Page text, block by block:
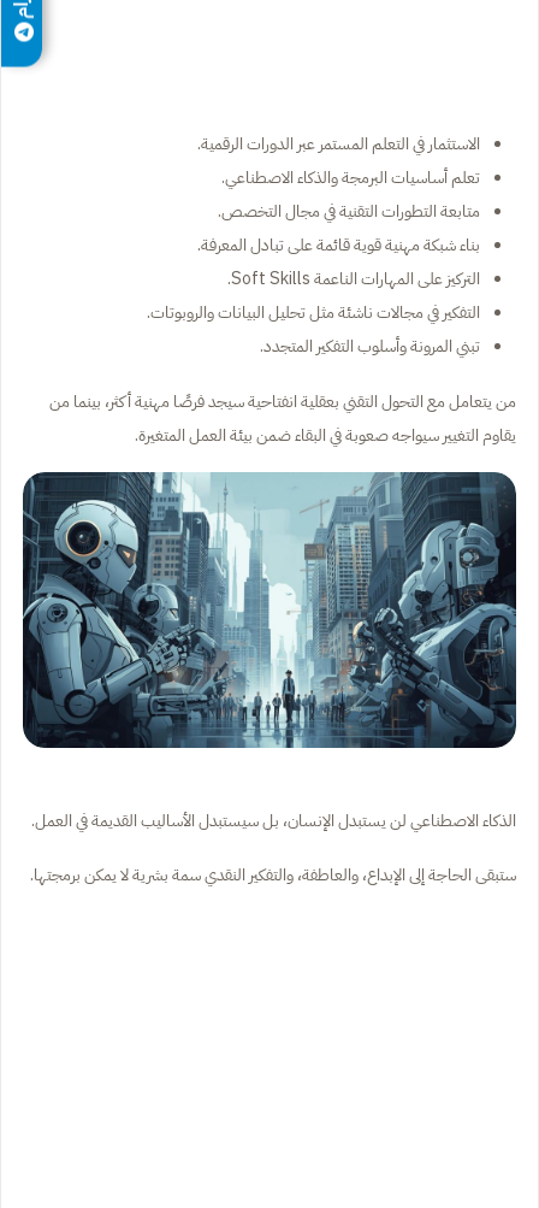
الاستثمار في التعلم المستمر عبر الدورات الرقمية.
تعلم أساسيات البرمجة والذكاء الاصطناعي.
متابعة التطورات التقنية في مجال التخصص.
بناء شبكة مهنية قوية قائمة على تبادل المعرفة.
التركيز على المهارات الناعمة Soft Skills.
التفكير في مجالات ناشئة مثل تحليل البيانات والروبوتات.
تبني المرونة وأسلوب التفكير المتجدد.
من يتعامل مع التحول التقني بعقلية انفتاحية سيجد فرصًا مهنية أكثر، بينما من
يقاوم التغيير سيواجه صعوبة في البقاء ضمن بيئة العمل المتغيرة.
الذكاء الاصطناعي لن يستبدل الإنسان، بل سيستبدل الأساليب القديمة في العمل.
ستبقى الحاجة إلى الإبداع، والعاطفة، والتفكير النقدي سمة بشرية لا يمكن برمجتها.